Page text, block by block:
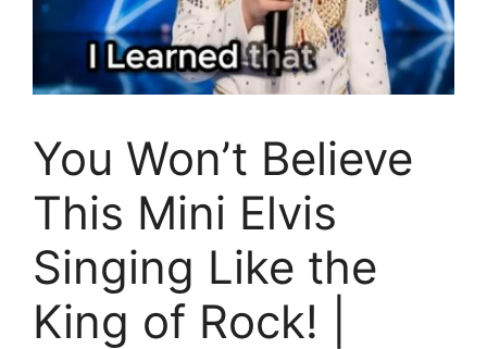
You Won’t Believe
This Mini Elvis
Singing Like the
King of Rock! |